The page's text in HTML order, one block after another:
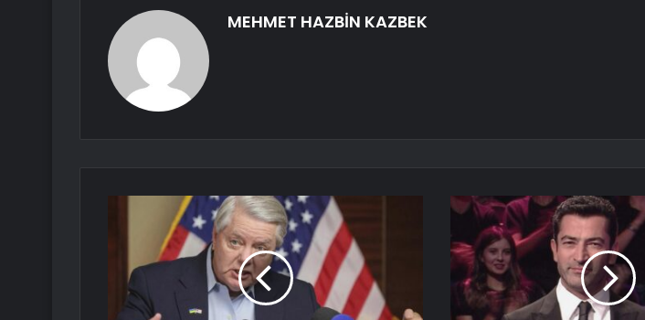
MEHMET HAZBİN KAZBEK